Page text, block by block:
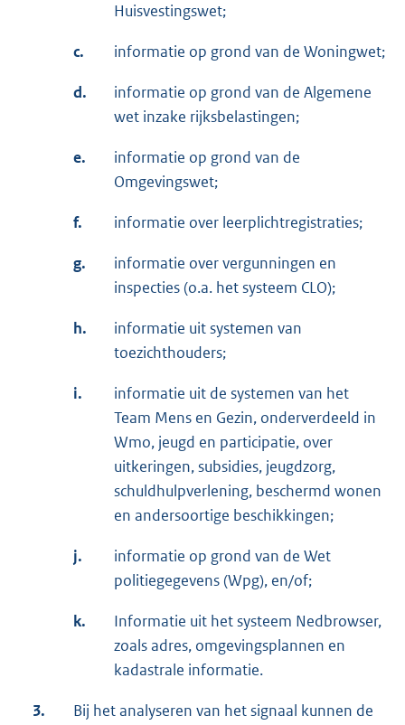
Huisvestingswet;
c. informatie op grond van de Woningwet;
d.
informatie op grond van de Algemene
wet inzake rijksbelastingen;
e.
informatie op grond van de
Omgevingswet;
f. informatie over leerplichtregistraties;
g.
informatie over vergunningen en
inspecties (o.a. het systeem CLO);
h.
informatie uit systemen van
toezichthouders;
i.
informatie uit de systemen van het
Team Mens en Gezin, onderverdeeld in
Wmo, jeugd en participatie, over
uitkeringen, subsidies, jeugdzorg,
schuldhulpverlening, beschermd wonen
en andersoortige beschikkingen;
j.
informatie op grond van de Wet
politiegegevens (Wpg), en/of;
k.
Informatie uit het systeem Nedbrowser,
zoals adres, omgevingsplannen en
kadastrale informatie.
3.
Bij het analyseren van het signaal kunnen de